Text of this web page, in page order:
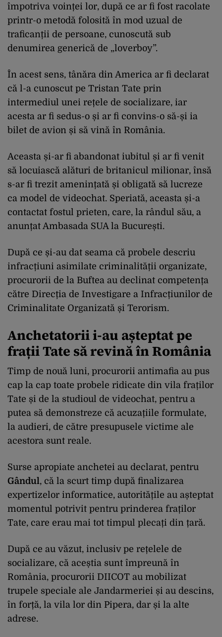
împotriva voinței lor, după ce ar fi fost racolate
printr-o metodă folosită în mod uzual de
traficanții de persoane, cunoscută sub
denumirea generică de „loverboy”.
În acest sens, tânăra din America ar fi declarat
că l-a cunoscut pe Tristan Tate prin
intermediul unei rețele de socializare, iar
acesta ar fi sedus-o și ar fi convins-o să-și ia
bilet de avion și să vină în România.
Aceasta și-ar fi abandonat iubitul și ar fi venit
să locuiască alături de britanicul milionar, însă
s-ar fi trezit amenințată și obligată să lucreze
ca model de videochat. Speriată, aceasta și-a
contactat fostul prieten, care, la rândul său, a
anunțat Ambasada SUA la București.
După ce și-au dat seama că probele descriu
infracțiuni asimilate criminalității organizate,
procurorii de la Buftea au declinat competența
către Direcția de Investigare a Infracțiunilor de
Criminalitate Organizată și Terorism.
Anchetatorii i-au așteptat pe
frații Tate să revină în România
Timp de nouă luni, procurorii antimafia au pus
cap la cap toate probele ridicate din vila fraților
Tate și de la studioul de videochat, pentru a
putea să demonstreze că acuzațiile formulate,
la audieri, de către presupusele victime ale
acestora sunt reale.
Surse apropiate anchetei au declarat, pentru
Gândul, că la scurt timp după finalizarea
expertizelor informatice, autoritățile au așteptat
momentul potrivit pentru prinderea fraților
Tate, care erau mai tot timpul plecați din țară.
După ce au văzut, inclusiv pe rețelele de
socializare, că aceștia sunt împreună în
România, procurorii DIICOT au mobilizat
trupele speciale ale Jandarmeriei și au descins,
în forță, la vila lor din Pipera, dar și la alte
adrese.